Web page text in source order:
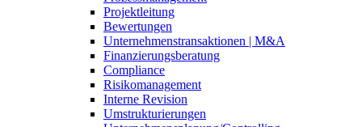
Projektleitung
Bewertungen
Unternehmenstransaktionen | M&A
Finanzierungsberatung
Compliance
Risikomanagement
Interne Revision
Umstrukturierungen